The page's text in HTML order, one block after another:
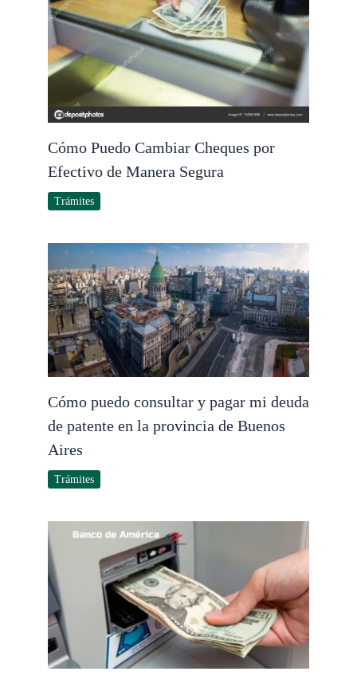
Cómo Puedo Cambiar Cheques por
Efectivo de Manera Segura
Trámites
Cómo puedo consultar y pagar mi deuda
de patente en la provincia de Buenos
Aires
Trámites